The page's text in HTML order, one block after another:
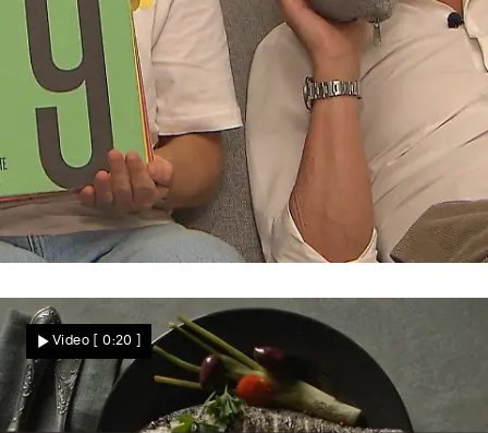
Schweinbauch & Yuzu
Überzeugt Frederiks asiatische Gourmet-
Reise?
Video [ 0:20 ]